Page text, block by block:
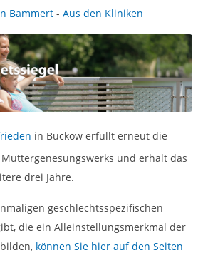
Bammert - Aus den Kliniken
in Buckow erfüllt erneut die
und erhält das
drei Jahre.
geschlechtsspezifischen
die ein Alleinstellungsmerkmal der
können Sie hier auf den Seiten